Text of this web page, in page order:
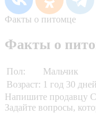
Факты о питомце
Факты о
Пол:
Мальчик
Возраст: 1 год 30 дней
Напишите продавцу
Задайте вопросы,